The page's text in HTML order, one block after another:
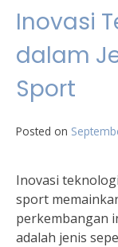
Inovasi
dalam
Sport
Posted on
Inovasi
sport
perkembangan
adalah jenis